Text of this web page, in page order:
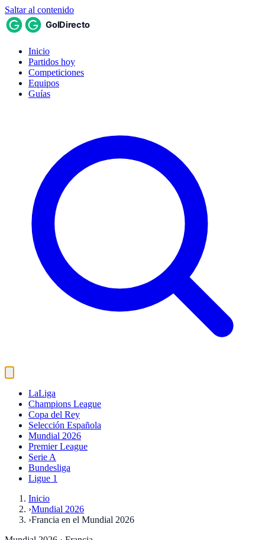
Saltar al contenido
Inicio
Partidos hoy
Competiciones
Equipos
Guías
LaLiga
Champions League
Copa del Rey
Selección Española
Mundial 2026
Premier League
Serie A
Bundesliga
Ligue 1
Inicio
›Mundial 2026
›Francia en el Mundial 2026